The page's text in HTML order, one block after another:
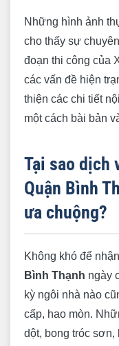
Những hình ảnh
cho thấy sự
đoạn thi công của
các vấn đề hiện
thiện các chi tiết
một cách bài bản
Tại sao dịch
Quận Bình
ưa chuộng?
Không khó để
Bình Thạnh ngày
kỳ ngôi nhà nào
cấp, hao mòn.
dột, bong tróc